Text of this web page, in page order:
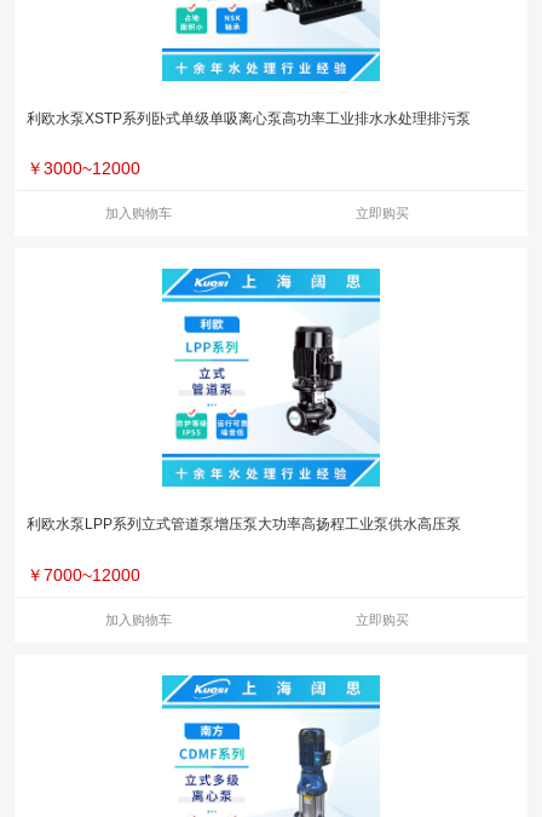
利欧水泵XSTP系列卧式单级单吸离心泵高功率工业排水水处理排污泵
￥3000~12000
加入购物车 立即购买
利欧水泵LPP系列立式管道泵增压泵大功率高扬程工业泵供水高压泵
￥7000~12000
加入购物车 立即购买